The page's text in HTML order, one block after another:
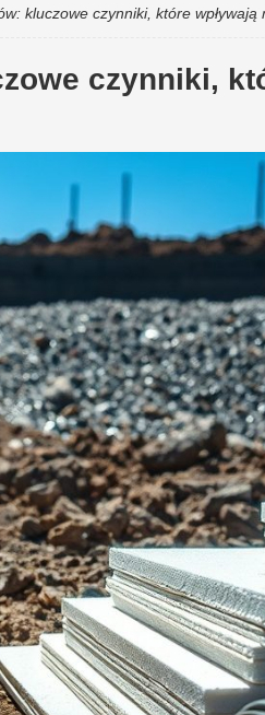
kluczowe czynniki, które
czynniki,